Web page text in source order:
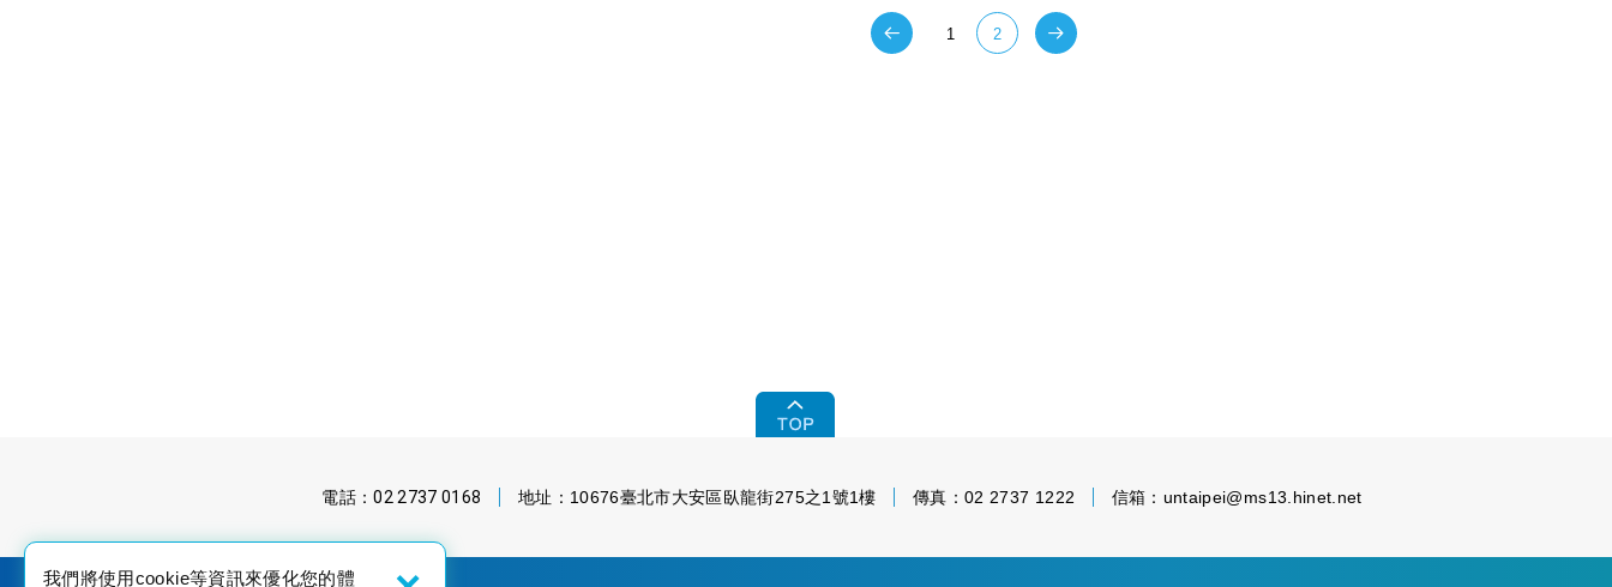
我們將使用cookie等資訊來優化您的體
1 2
電話：02 2737 0168 地址：10676臺北市大安區臥龍街275之1號1樓 傳真：02 2737 1222 信箱： untaipei@ms13.hinet.net